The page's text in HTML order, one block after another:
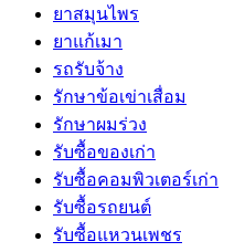
ยาสมุนไพร
ยาแก้เมา
รถรับจ้าง
รักษาข้อเข่าเสื่อม
รักษาผมร่วง
รับซื้อของเก่า
รับซื้อคอมพิวเตอร์เก่า
รับซื้อรถยนต์
รับซื้อแหวนเพชร